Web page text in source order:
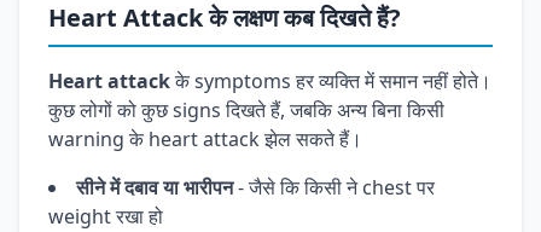
Heart Attack के लक्षण कब दिखते हैं?
Heart attackके symptoms हर व्यक्ति में समान नहीं होते।
कुछ लोगों को कुछ signs दिखते हैं, जबकि अन्य बिना किसी
warning के heart attack झेल सकते हैं।
सीने में दबाव या भारीपन- जैसे कि किसी ने chest पर
weight रखा हो